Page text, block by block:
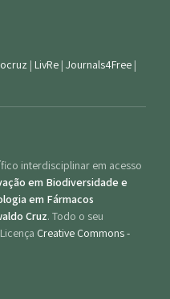
| LivRe | Journals4Free |
interdisciplinar em acesso
em Biodiversidade e
em Fármacos
Cruz. Todo o seu
Creative Commons -